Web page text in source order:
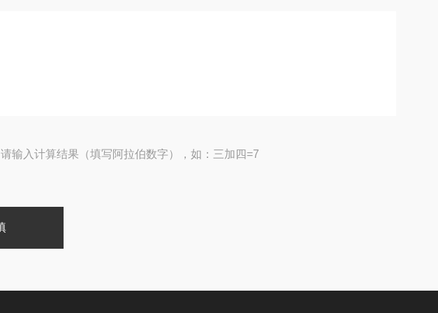
请输入计算结果（填写阿拉伯数字），如：三加四=7